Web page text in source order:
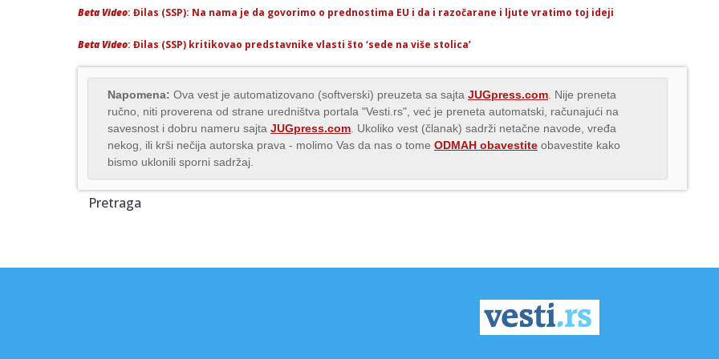
Beta Video: Đilas (SSP): Na nama je da govorimo o prednostima EU i da i razočarane i ljute vratimo toj ideji
Beta Video: Đilas (SSP) kritikovao predstavnike vlasti što ‘sede na više stolica’
Napomena: Ova vest je automatizovano (softverski) preuzeta sa sajta JUGpress.com . Nije preneta
ručno, niti proverena od strane uredništva portala "Vesti.rs", već je preneta automatski, računajući na
savesnost i dobru nameru sajta JUGpress.com . Ukoliko vest (članak) sadrži netačne navode, vređa
nekog, ili krši nečija autorska prava - molimo Vas da nas o tome ODMAH obavestite obavestite kako
bismo uklonili sporni sadržaj.
Pretraga